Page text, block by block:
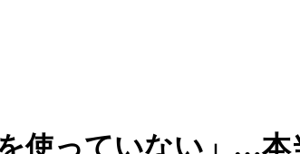
使っていない」…